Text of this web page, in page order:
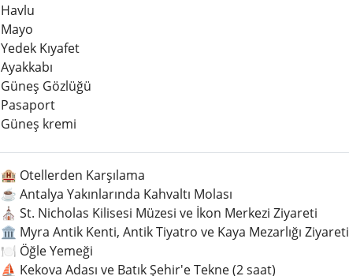
Havlu
Mayo
Yedek Kıyafet
Ayakkabı
Güneş Gözlüğü
Pasaport
Güneş kremi
🏨 Otellerden Karşılama
☕️ Antalya Yakınlarında Kahvaltı Molası
⛪ St. Nicholas Kilisesi Müzesi ve İkon Merkezi Ziyareti
🏛️ Myra Antik Kenti, Antik Tiyatro ve Kaya Mezarlığı Ziyareti
🍽️ Öğle Yemeği
⛵ Kekova Adası ve Batık Şehir'e Tekne (2 saat)